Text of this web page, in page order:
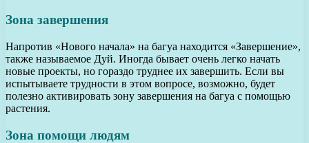
Зона завершения
Напротив «Нового начала» на багуа находится «Завершение»,
также называемое Дуй. Иногда бывает очень легко начать
новые проекты, но гораздо труднее их завершить. Если вы
испытываете трудности в этом вопросе, возможно, будет
полезно активировать зону завершения на багуа с помощью
растения.
Зона помощи людям